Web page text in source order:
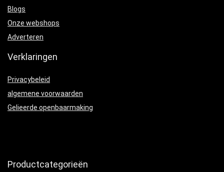
Blogs
Onze webshops
Adverteren
Verklaringen
Privacybeleid
algemene voorwaarden
Gelieerde openbaarmaking
Productcategorieën